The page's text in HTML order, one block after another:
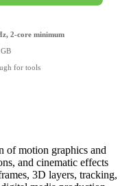
2-core minimum
for tools
of motion graphics and
and cinematic effects
3D layers, tracking,